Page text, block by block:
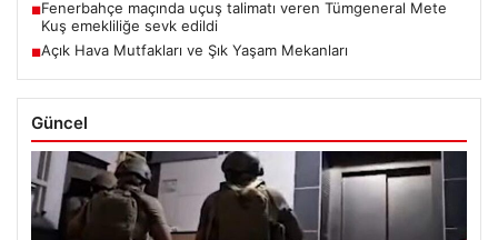
■Fenerbahçe maçında uçuş talimatı veren Tümgeneral Mete
Kuş emekliliğe sevk edildi
■Açık Hava Mutfakları ve Şık Yaşam Mekanları
Güncel